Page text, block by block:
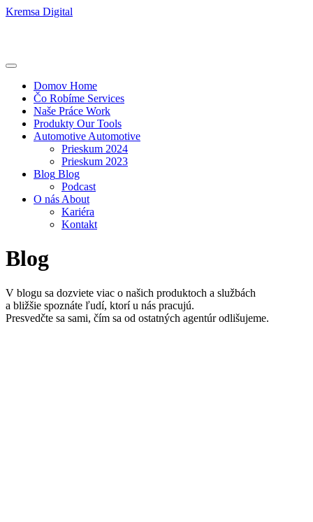
Kremsa Digital
Domov Home
Čo Robíme Services
Naše Práce Work
Produkty Our Tools
Automotive Automotive
Prieskum 2024
Prieskum 2023
Blog Blog
Podcast
O nás About
Kariéra
Kontakt
Blog
V blogu sa dozviete viac o našich produktoch a službách
a bližšie spoznáte ľudí, ktorí u nás pracujú.
Presvedčte sa sami, čím sa od ostatných agentúr odlišujeme.